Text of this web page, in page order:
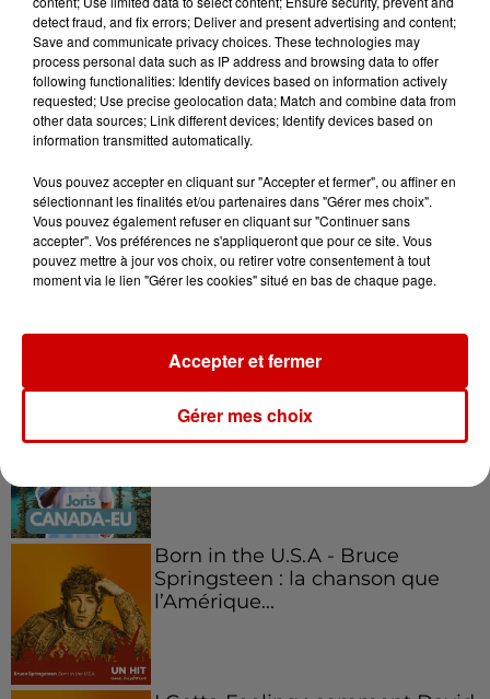
Destination Vacances : inscrivez-
vous !
Podcasts Voir plus
Kelly Massol, figure
emblématique de
Aménager un school bus au
Born in the U.S.A - Bruce
Springsteen : la chanson que
l’Amérique...
detect fraud, and fix errors; Deliver and present advertising and content;
Save and communicate privacy choices. These technologies may
process personal data such as IP address and browsing data to offer
following functionalities: Identify devices based on information actively
requested; Use precise geolocation data; Match and combine data from
other data sources; Link different devices; Identify devices based on
information transmitted automatically.
Vous pouvez accepter en cliquant sur "Accepter et fermer", ou affiner en
sélectionnant les finalités et/ou partenaires dans "Gérer mes choix".
Vous pouvez également refuser en cliquant sur "Continuer sans
accepter". Vos préférences ne s'appliqueront que pour ce site. Vous
pouvez mettre à jour vos choix, ou retirer votre consentement à tout
moment via le lien "Gérer les cookies" situé en bas de chaque page.
Gérer mes choix
Accepter et fermer